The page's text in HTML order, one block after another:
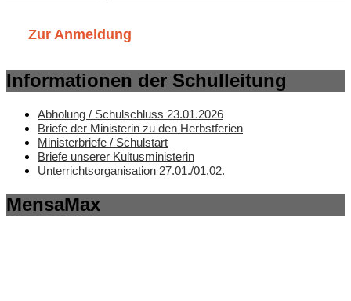
Zur Anmeldung
Informationen der Schulleitung
Abholung / Schulschluss 23.01.2026
Briefe der Ministerin zu den Herbstferien
Ministerbriefe / Schulstart
Briefe unserer Kultusministerin
Unterrichtsorganisation 27.01./01.02.
MensaMax